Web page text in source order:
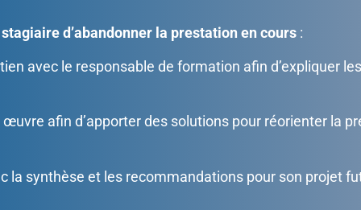
d’abandonner la prestation en cours :
avec le responsable de formation afin d’expliquer
afin d’apporter des solutions pour réorienter la
la synthèse et les recommandations pour son projet